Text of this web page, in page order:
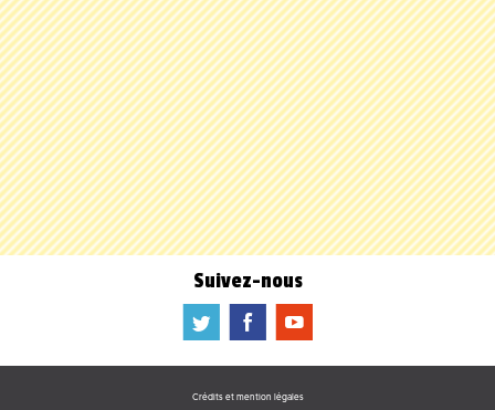
Suivez-nous
a b f
Crédits et mention légales